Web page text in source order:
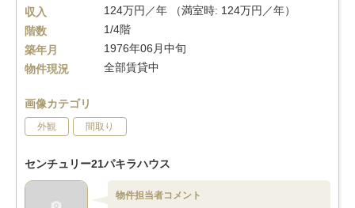
収入
124万円／年 （満室時: 124万円／年）
階数
1/4階
築年月
1976年06月中旬
物件現況
全部賃貸中
画像カテゴリ
外観 間取り
センチュリー21パキラハウス
物件担当者コメント